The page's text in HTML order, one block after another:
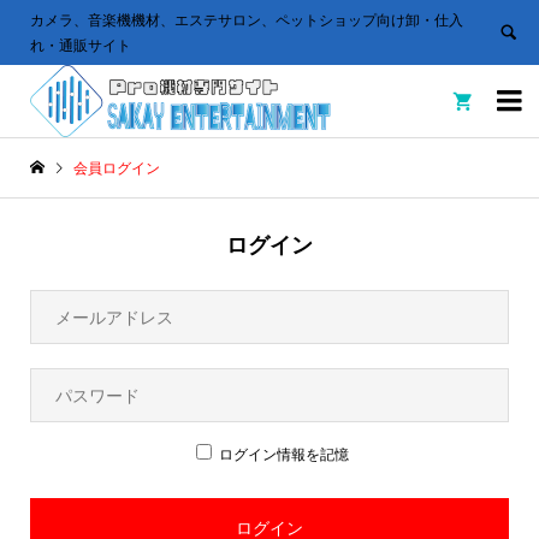
カメラ、音楽機機材、エステサロン、ペットショップ向け卸・仕入
れ・通販サイト


会員ログイン
ログイン
ログイン情報を記憶